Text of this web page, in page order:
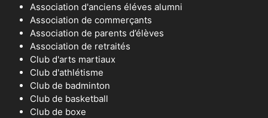
Association d'anciens éléves alumni
Association de commerçants
Association de parents d’élèves
Association de retraités
Club d'arts martiaux
Club d'athlétisme
Club de badminton
Club de basketball
Club de boxe